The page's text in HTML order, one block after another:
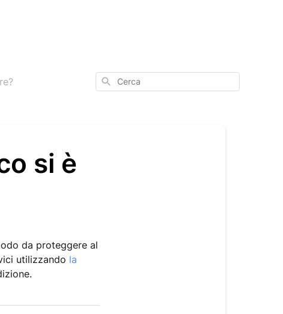
Cerca
si è
da proteggere al
utilizzando la